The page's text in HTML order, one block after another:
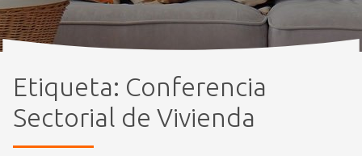
Etiqueta: Conferencia
Sectorial de Vivienda